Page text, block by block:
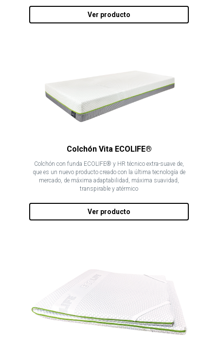
Ver producto
Colchón Vita ECOLIFE®
Colchón con funda ECOLIFE® y HR técnico extra-suave de,
que es un nuevo producto creado con la última tecnología de
mercado, de máxima adaptabilidad, máxima suavidad,
transpirable y atérmico
Ver producto